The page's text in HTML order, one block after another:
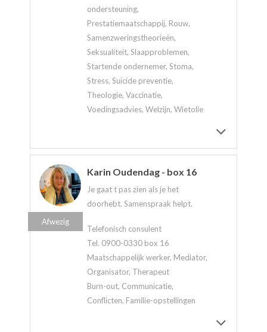
ondersteuning,
Prestatiemaatschappij, Rouw,
Samenzweringstheorieën,
Seksualiteit, Slaapproblemen,
Startende ondernemer, Stoma,
Stress, Suïcide preventie,
Theologie, Vaccinatie,
Voedingsadvies, Welzijn, Wietolie
Karin Oudendag - box 16
Je gaat t pas zien als je het
doorhebt. Samenspraak helpt.
Telefonisch consulent
Tel. 0900-0330 box 16
Maatschappelijk werker, Mediator,
Organisator, Therapeut
Burn-out, Communicatie,
Conflicten, Familie-opstellingen
Afwezig